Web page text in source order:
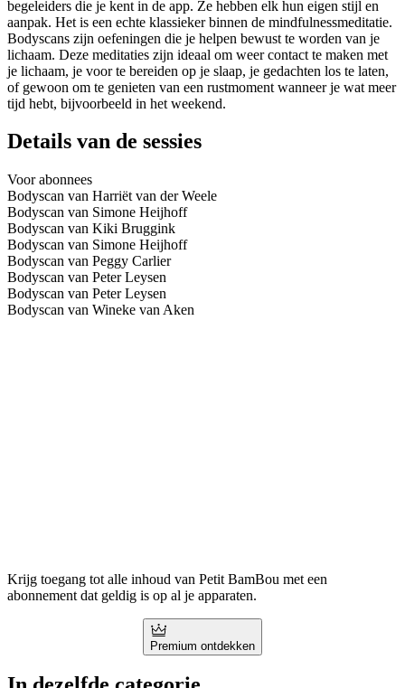
begeleiders die je kent in de app. Ze hebben elk hun eigen stijl en
aanpak. Het is een echte klassieker binnen de mindfulnessmeditatie.
Bodyscans zijn oefeningen die je helpen bewust te worden van je
lichaam. Deze meditaties zijn ideaal om weer contact te maken met
je lichaam, je voor te bereiden op je slaap, je gedachten los te laten,
of gewoon om te genieten van een rustmoment wanneer je wat meer
tijd hebt, bijvoorbeeld in het weekend.
Details van de sessies
Voor abonnees
Bodyscan van Harriët van der Weele
Bodyscan van Simone Heijhoff
Bodyscan van Kiki Bruggink
Bodyscan van Simone Heijhoff
Bodyscan van Peggy Carlier
Bodyscan van Peter Leysen
Bodyscan van Peter Leysen
Bodyscan van Wineke van Aken
Krijg toegang tot alle inhoud van Petit BamBou met een
abonnement dat geldig is op al je apparaten.
Premium ontdekken